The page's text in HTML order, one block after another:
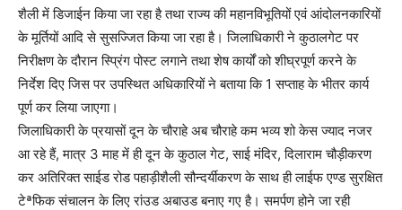
शैली में डिजाईन किया जा रहा है तथा राज्य की महानविभूतियों एवं आंदोलनकारियों
के मूर्तियों आदि से सुसज्जित किया जा रहा है। जिलाधिकारी ने कुठालगेट पर
निरीक्षण के दौरान स्प्रिंग पोस्ट लगाने तथा शेष कार्यों को शीघ्रपूर्ण करने के
निर्देश दिए जिस पर उपस्थित अधिकारियों ने बताया कि 1 सप्ताह के भीतर कार्य
पूर्ण कर लिया जाएगा।
जिलाधिकारी के प्रयासों दून के चौराहे अब चौराहे कम भव्य शो केस ज्याद नजर
आ रहे हैं, मात्र 3 माह में ही दून के कुठाल गेट, साई मंदिर, दिलाराम चौड़ीकरण
कर अतिरिक्त साईड रोड पहाड़ीशैली सौन्दर्यीकरण के साथ ही लाईफ एण्ड सुरक्षित
टेªफिक संचालन के लिए रांउड अबाउड बनाए गए है। समर्पण होने जा रही